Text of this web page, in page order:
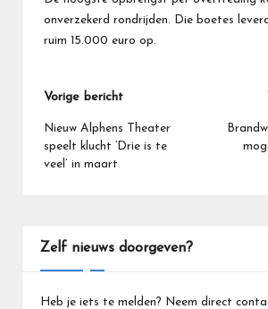
onverzekerd rondrijden. Die boetes
ruim 15.000 euro op.
Bericht
navigatie
Vorige bericht
Nieuw Alphens Theater
speelt klucht ‘Drie is te
veel’ in maart
Zelf nieuws doorgeven?
Heb je iets te melden? Neem direct